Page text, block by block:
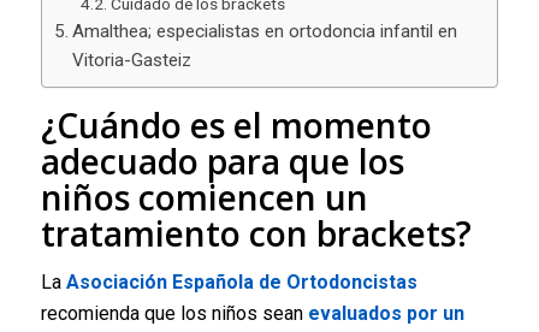
Amalthea; especialistas en ortodoncia infantil en
Vitoria-Gasteiz
¿Cuándo es el momento
adecuado para que los
niños comiencen un
tratamiento con brackets?
La Asociación Española de Ortodoncistas
recomienda que los niños sean evaluados por un